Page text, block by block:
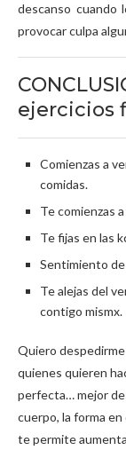
descanso cuando
provocar culpa
ejercicios
Comienzas a
comidas.
Te comienzas
Te fijas en las
Sentimiento
Te alejas del
contigo mismx.
Quiero
quienes quieren
perfecta… mejor
cuerpo, la forma
te permite